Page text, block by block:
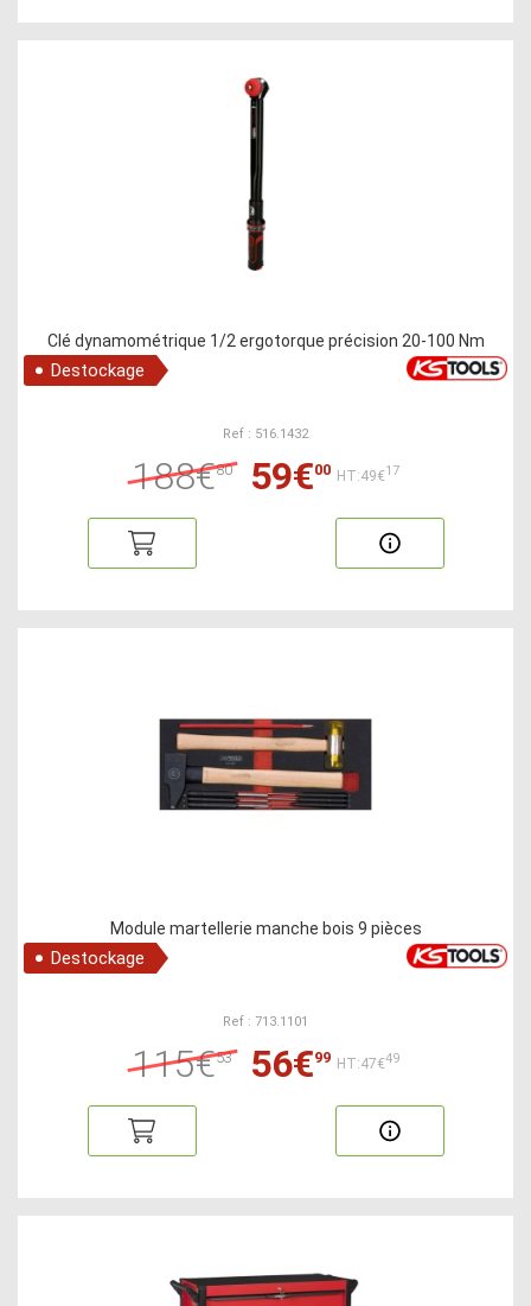
Clé dynamométrique 1/2 ergotorque précision 20-100 Nm
Destockage
Ref : 516.1432
188€80 59€00 HT:49€17
Module martellerie manche bois 9 pièces
Destockage
Ref : 713.1101
115€53 56€99 HT:47€49